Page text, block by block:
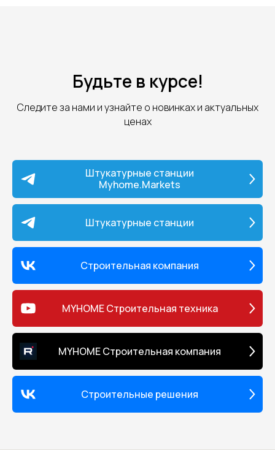
провода; • встроенный
заряда батареи; • удобный
длительный срок
Официальная гарантия — 12
Сервис, обслуживание,
цены на оригинальные
части и комплектующие,
и послегарантийный ремонт.
Будьте в курсе!
Следите за нами и узнайте о новинках и актуальных
ценах
Штукатурные станции
Myhome.Markets
Штукатурные станции
Строительная компания
MYHOME Строительная техника
MYHOME Строительная компания
Строительные решения